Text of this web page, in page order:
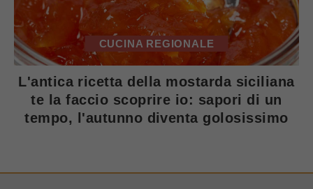
CUCINA REGIONALE
L'antica ricetta della mostarda siciliana
te la faccio scoprire io: sapori di un
tempo, l'autunno diventa golosissimo